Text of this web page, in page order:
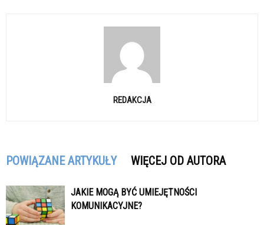
REDAKCJA
POWIĄZANE ARTYKUŁY WIĘCEJ OD AUTORA
JAKIE MOGĄ BYĆ UMIEJĘTNOŚCI
KOMUNIKACYJNE?